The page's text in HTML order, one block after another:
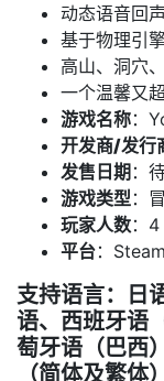
动态语音回
基于物理引
高山、洞穴
一个温馨又
游戏名称：
开发商/发行
发售日期：
游戏类型 ：
玩家人数：4
平台：Steam
支持语言：日
语、西班牙语
萄牙语（巴西
（简体及繁体）